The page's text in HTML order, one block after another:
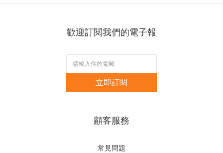
歡迎訂閱我們的電子報
立即訂閱
顧客服務
常見問題